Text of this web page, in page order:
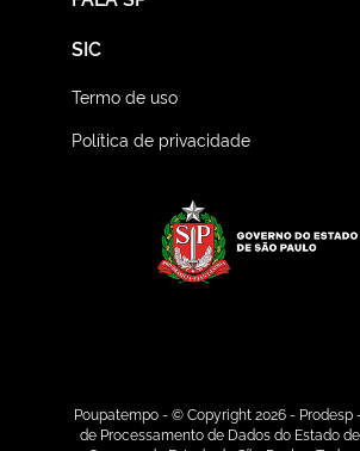
SIC
Termo de uso
Política de privacidade
Poupatempo - © Copyright 2026 - Prodesp
de Processamento de Dados do Estado de